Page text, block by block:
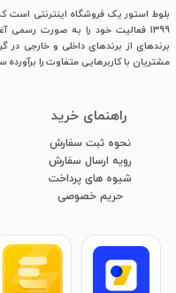
بلوط استور یک فروشگاه اینترنتی است
1399 فعالیت خود را به صورت
برندهای از برندهای داخلی و خارجی
مشتریان با کاربرهایی متفاوت را برآورده
​راهنمای خرید
نحوه ثبت سفارش
رویه ارسال سفارش
شیوه های پرداخت
​​​​​​​حریم خصوصی